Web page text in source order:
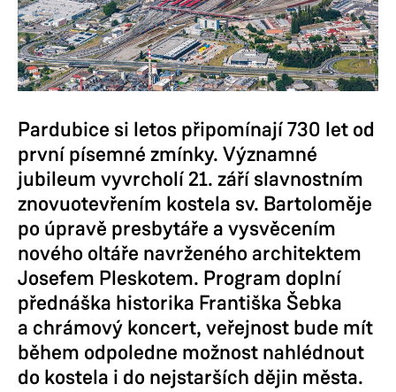
Pardubice si letos připomínají 730 let od
první písemné zmínky. Významné
jubileum vyvrcholí 21. září slavnostním
znovuotevřením kostela sv. Bartoloměje
po úpravě presbytáře a vysvěcením
nového oltáře navrženého architektem
Josefem Pleskotem. Program doplní
přednáška historika Františka Šebka
a chrámový koncert, veřejnost bude mít
během odpoledne možnost nahlédnout
do kostela i do nejstarších dějin města.